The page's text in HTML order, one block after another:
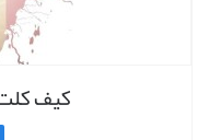
کیف کلت